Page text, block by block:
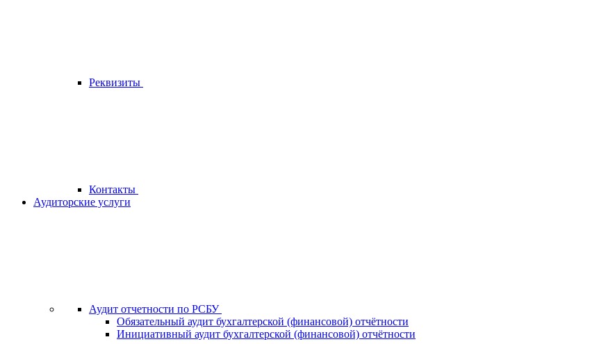
Реквизиты
Контакты
Аудиторские услуги
Аудит отчетности по РСБУ
Обязательный аудит бухгалтерской (финансовой) отчётности
Инициативный аудит бухгалтерской (финансовой) отчётности